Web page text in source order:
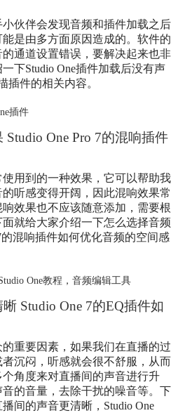
伙伴会发现音频和插件加载之后
是由多方面原因造成的。软件的
通道设置错误，要解决起来也非
一下Studio One插件加载后没有声
插件的相关内容。
插件
One Pro 7的混响插件
用到的一种效果，它可以帮助我
听感变得开阔，因此混响效果常
效果也不应该随意添加，需要根
就给大家介绍一下怎么选择音频
的混响插件如何优化音频的空间感
One教程 ， 音频编辑工具
Studio One 7的EQ插件如
重要因素，如果我们在直播的过
沉闷，听感就会很不舒服，从而
角度来对直播间的声音进行升
的音量，去除干扰的噪音等。下
间的声音更清晰，Studio One